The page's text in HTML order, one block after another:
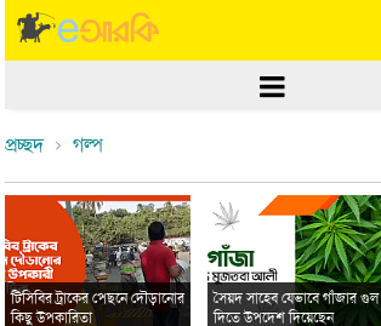
প্রচ্ছদ গল্প
টিসিবির ট্রাকের পেছনে দৌড়ানোর
কিছু উপকারিতা
সৈয়দ সাহেব যেভাবে গাঁজার গুল
দিতে উপদেশ দিয়েছেন